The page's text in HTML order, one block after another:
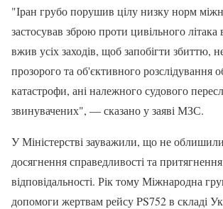
"Іран грубо порушив цілу низку норм
застосував зброю проти цивільного літака
вжив усіх заходів, щоб запобігти збиттю,
прозорого та об'єктивного розслідування
катастрофи, ані належного судового
звинувачених", — сказано у заяві МЗС.
У Міністерстві зауважили, що не
досягнення справедливості та
відповідальності. Рік тому Міжнародна
допомоги жертвам рейсу PS752 в складі